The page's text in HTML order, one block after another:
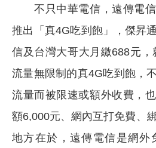
不只中華電信，遠傳電信
推出「真4G吃到飽」，傑昇
信及台灣大哥大月繳688元
流量無限制的真4G吃到飽，
流量而被限速或額外收費，
額6,000元、網內互打免費、
地方在於，遠傳電信是網外